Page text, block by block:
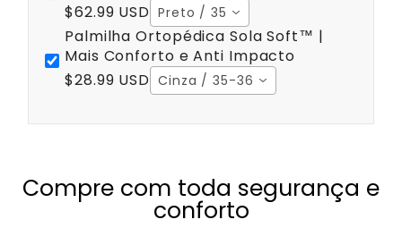
$62.99 USD Preto / 35
Palmilha Ortopédica Sola Soft™ |
Mais Conforto e Anti Impacto
$28.99 USD Cinza / 35-36
Compre com toda segurança e
conforto